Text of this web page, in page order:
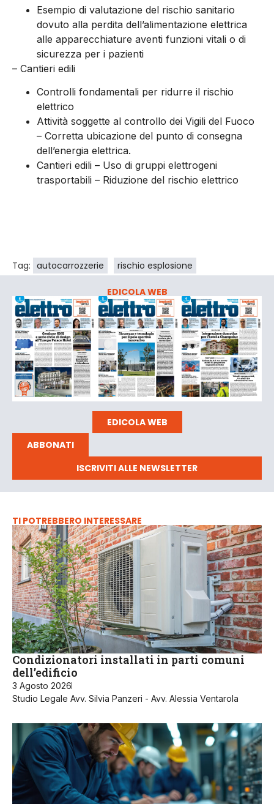
Esempio di valutazione del rischio sanitario
dovuto alla perdita dell’alimentazione elettrica
alle apparecchiature aventi funzioni vitali o di
sicurezza per i pazienti
– Cantieri edili
Controlli fondamentali per ridurre il rischio
elettrico
Attività soggette al controllo dei Vigili del Fuoco
– Corretta ubicazione del punto di consegna
dell’energia elettrica.
Cantieri edili – Uso di gruppi elettrogeni
trasportabili – Riduzione del rischio elettrico
Tag: autocarrozzerie rischio esplosione
EDICOLA WEB
EDICOLA WEB
ABBONATI
ISCRIVITI ALLE NEWSLETTER
TI POTREBBERO INTERESSARE
Condizionatori installati in parti comuni
dell’edificio
3 Agosto 2026
Studio Legale Avv. Silvia Panzeri - Avv. Alessia Ventarola